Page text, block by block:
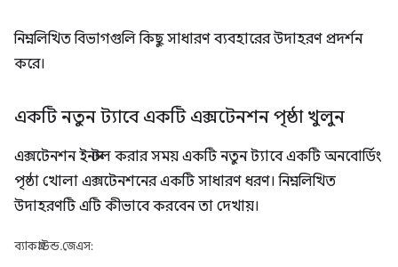
নিম্নলিখিত বিভাগগুলি কিছু সাধারণ ব্যবহারের উদাহরণ প্রদর্শন
করে।
একটি নতুন ট্যাবে একটি এক্সটেনশন পৃষ্ঠা খুলুন
এক্সটেনশন ইনস্টল করার সময় একটি নতুন ট্যাবে একটি অনবোর্ডিং
পৃষ্ঠা খোলা এক্সটেনশনের একটি সাধারণ ধরণ। নিম্নলিখিত
উদাহরণটি এটি কীভাবে করবেন তা দেখায়।
ব্যাকগ্রাউন্ড.জেএস: